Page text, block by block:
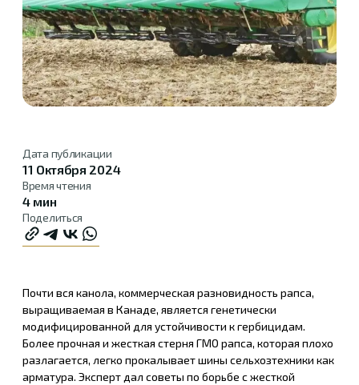
Дата публикации
11 Октября 2024
Время чтения
4 мин
Поделиться
Почти вся канола, коммерческая разновидность рапса,
выращиваемая в Канаде, является генетически
модифицированной для устойчивости к гербицидам.
Более прочная и жесткая стерня ГМО рапса, которая плохо
разлагается, легко прокалывает шины сельхозтехники как
арматура. Эксперт дал советы по борьбе с жесткой